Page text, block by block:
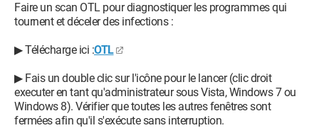
Faire un scan OTL pour diagnostiquer les programmes qui
tournent et déceler des infections :
▶ Télécharge ici :OTL
▶ Fais un double clic sur l'icône pour le lancer (clic droit
executer en tant qu'administrateur sous Vista, Windows 7 ou
Windows 8). Vérifier que toutes les autres fenêtres sont
fermées afin qu'il s'exécute sans interruption.